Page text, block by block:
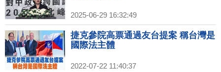
2025-06-29 16:32:49
捷克參院高票通過友台提案 稱台灣是
國際法主體
2022-07-22 11:40:37